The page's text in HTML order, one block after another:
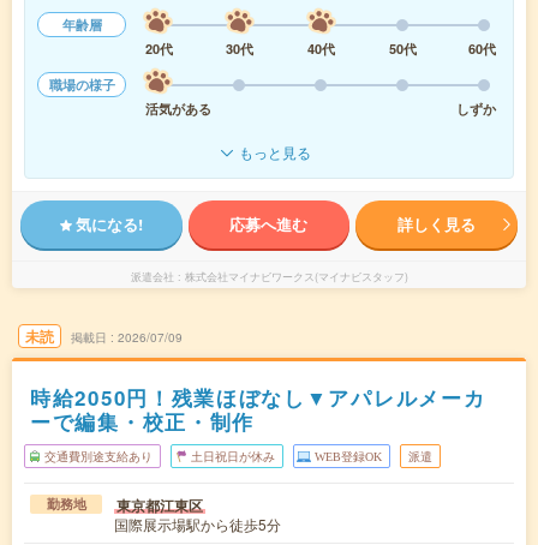
年齢層
20代
30代 40代 50代
60代
職場の様子
活気がある
しずか
もっと見る
気になる! 応募へ進む 詳しく見る
派遣会社 株式会社マイナビワークス(マイナビスタッフ)
未読 掲載日 2026/07/09
時給2050円！残業ほぼなし▼アパレルメーカ
ーで編集・校正・制作
交通費別途支給あり 土日祝日が休み WEB登録OK 派遣
勤務地 東京都江東区
国際展示場駅から徒歩5分